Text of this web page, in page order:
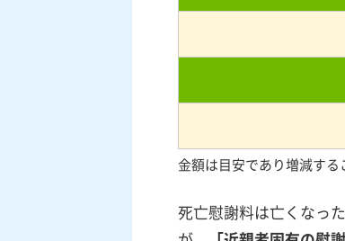
金額は目安であり増減する
死亡慰謝料は亡くなっ